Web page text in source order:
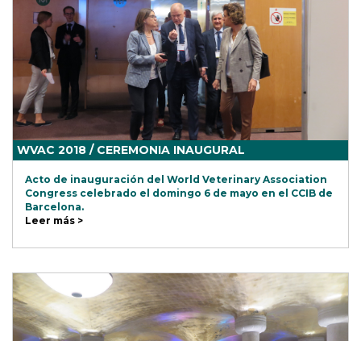
WVAC 2018 / CEREMONIA INAUGURAL
Acto de inauguración del World Veterinary Association
Congress celebrado el domingo 6 de mayo en el CCIB de
Barcelona.
Leer más >